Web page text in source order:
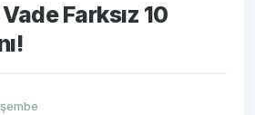
Farksız 10